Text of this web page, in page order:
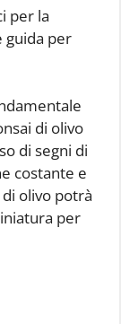
per la
guida per
di olivo
di segni di
costante e
olivo potrà
per